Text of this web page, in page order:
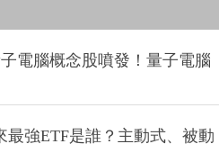
電腦概念股噴發！量子電腦
最強ETF是誰？主動式、被動